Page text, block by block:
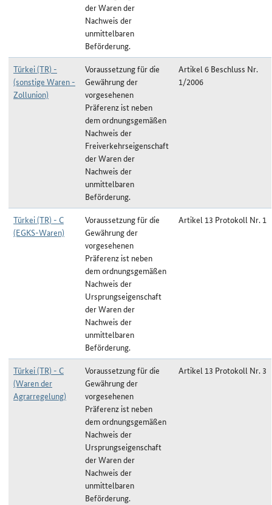
der Waren der
Nachweis der
unmittelbaren
Beförderung.
Türkei (TR) -
(sonstige Waren -
Zollunion)
Voraussetzung für die
Gewährung der
vorgesehenen
Präferenz ist neben
dem ordnungsgemäßen
Nachweis der
Freiverkehrseigenschaft
der Waren der
Nachweis der
unmittelbaren
Beförderung.
Artikel 6 Beschluss Nr.
1/2006
Türkei (TR) - C
(EGKS-Waren)
Voraussetzung für die
Gewährung der
vorgesehenen
Präferenz ist neben
dem ordnungsgemäßen
Nachweis der
Ursprungseigenschaft
der Waren der
Nachweis der
unmittelbaren
Beförderung.
Artikel 13 Protokoll Nr. 1
Türkei (TR) - C
(Waren der
Agrarregelung)
Voraussetzung für die
Gewährung der
vorgesehenen
Präferenz ist neben
dem ordnungsgemäßen
Nachweis der
Ursprungseigenschaft
der Waren der
Nachweis der
unmittelbaren
Beförderung.
Artikel 13 Protokoll Nr. 3